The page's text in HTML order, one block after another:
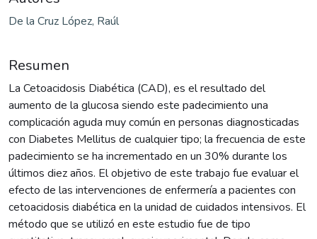
De la Cruz López, Raúl
Resumen
La Cetoacidosis Diabética (CAD), es el resultado del
aumento de la glucosa siendo este padecimiento una
complicación aguda muy común en personas diagnosticadas
con Diabetes Mellitus de cualquier tipo; la frecuencia de este
padecimiento se ha incrementado en un 30% durante los
últimos diez años. El objetivo de este trabajo fue evaluar el
efecto de las intervenciones de enfermería a pacientes con
cetoacidosis diabética en la unidad de cuidados intensivos. El
método que se utilizó en este estudio fue de tipo